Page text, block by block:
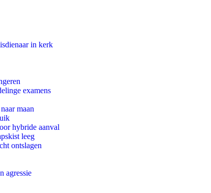
in kerk
examens
maan
hybride aanval
leeg
ontslagen
agressie